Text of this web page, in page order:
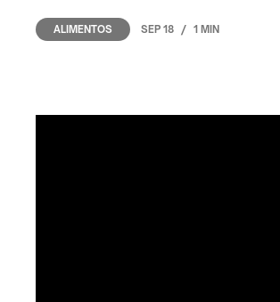
ALIMENTOS SEP 18 / 1 MIN